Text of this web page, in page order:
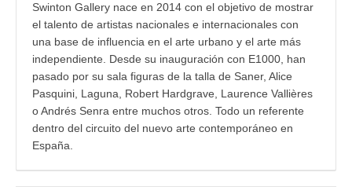
Swinton Gallery nace en 2014 con el objetivo de mostrar
el talento de artistas nacionales e internacionales con
una base de influencia en el arte urbano y el arte más
independiente. Desde su inauguración con E1000, han
pasado por su sala figuras de la talla de Saner, Alice
Pasquini, Laguna, Robert Hardgrave, Laurence Vallières
o Andrés Senra entre muchos otros. Todo un referente
dentro del circuito del nuevo arte contemporáneo en
España.